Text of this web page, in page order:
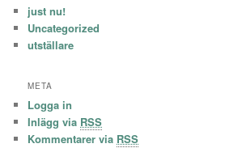
just nu!
Uncategorized
utställare
META
Logga in
Inlägg via RSS
Kommentarer via RSS